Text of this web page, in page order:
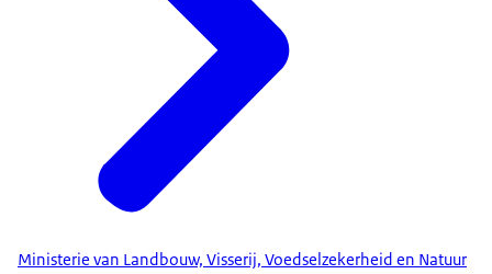
Ministerie van Landbouw, Visserij, Voedselzekerheid en Natuur